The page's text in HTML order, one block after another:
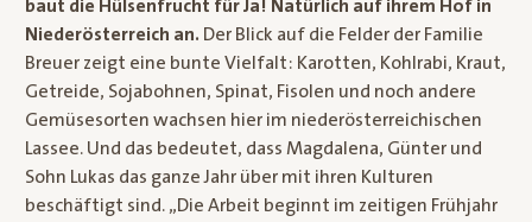
baut die Hülsenfrucht für Ja! Natürlich auf ihrem Hof in
Niederösterreich an. Der Blick auf die Felder der Familie
Breuer zeigt eine bunte Vielfalt: Karotten, Kohlrabi, Kraut,
Getreide, Sojabohnen, Spinat, Fisolen und noch andere
Gemüsesorten wachsen hier im niederösterreichischen
Lassee. Und das bedeutet, dass Magdalena, Günter und
Sohn Lukas das ganze Jahr über mit ihren Kulturen
beschäftigt sind. „Die Arbeit beginnt im zeitigen Frühjahr